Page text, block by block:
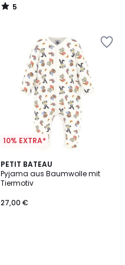
5
/
10% EXTRA*
PETIT BATEAU
Pyjama aus Baumwolle mit
Tiermotiv
27,00 €